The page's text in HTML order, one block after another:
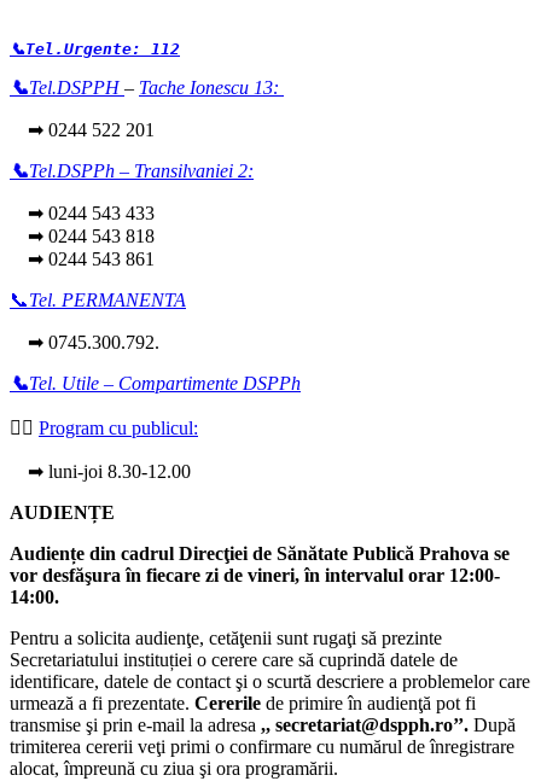
📞Tel.Urgente: 112
📞Tel.DSPPH– Tache Ionescu 13:
➡ 0244 522 201
📞Tel.DSPPh – Transilvaniei 2:
➡ 0244 543 433
➡ 0244 543 818
➡ 0244 543 861
📞Tel. PERMANENTA
➡ 0745.300.792.
📞Tel. Utile – Compartimente DSPPh
👩‍⚕️ Program cu publicul:
➡ luni-joi 8.30-12.00
AUDIENȚE
Audiențe din cadrul Direcţiei de Sănătate Publică Prahova se
vor desfăşura în fiecare zi de vineri, în intervalul orar 12:00-
14:00.
Pentru a solicita audienţe, cetăţenii sunt rugaţi să prezinte
Secretariatului instituției o cerere care să cuprindă datele de
identificare, datele de contact şi o scurtă descriere a problemelor care
urmează a fi prezentate. Cererile de primire în audienţă pot fi
transmise şi prin e-mail la adresa ,, secretariat@dspph.ro’’. După
trimiterea cererii veţi primi o confirmare cu numărul de înregistrare
alocat, împreună cu ziua şi ora programării.